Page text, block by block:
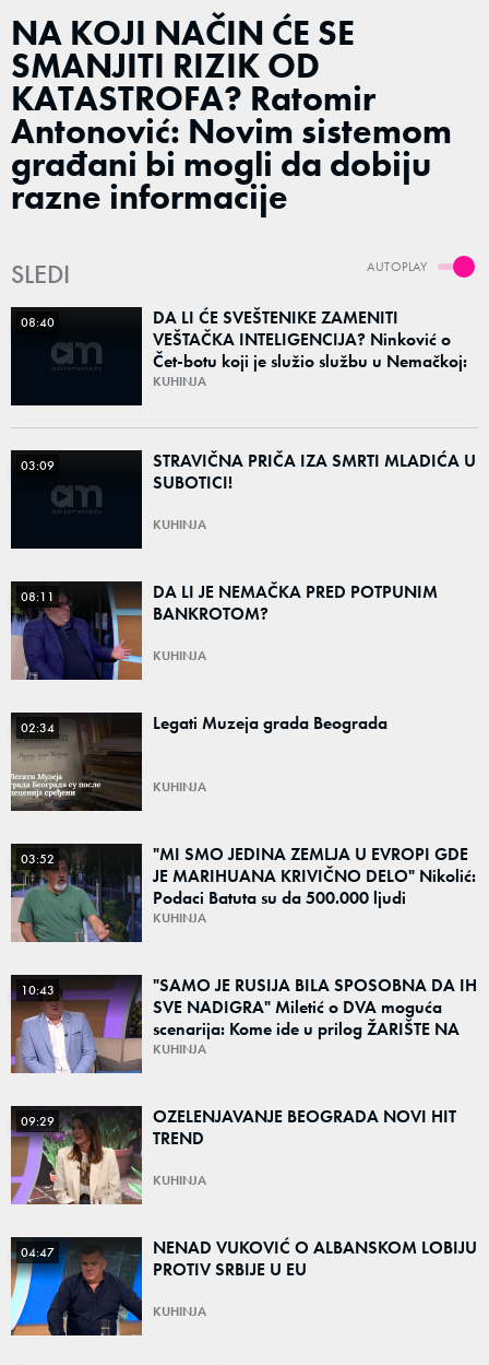
NA KOJI NAČIN ĆE SE
SMANJITI RIZIK OD
KATASTROFA? Ratomir
Antonović: Novim sistemom
građani bi mogli da dobiju
razne informacije
AUTOPLAY
SLEDI
08:40
DA LI ĆE SVEŠTENIKE ZAМЕNITI
VEŠTAČKA INTELIGENCIJA? Ninković o
Čet-botu koji je služio službu u Nemačkoj:
Ovo je najveća opasnost
KUHINJA
03:09
STRAVIČNA PRIČA IZA SMRTI MLADIĆA U
SUBOTICI!
KUHINJA
08:11
DA LI JE NEMAČKA PRED POTPUNIM
BANKROTOM?
KUHINJA
02:34 Legati Muzeja grada Beograda
KUHINJA
03:52
"MI SMO JEDINA ZEMLJA U EVROPI GDE
JE MARIHUANA KRIVIČNO DELO" Nikolić:
Podaci Batuta su da 500.000 ljudi
konzumira kanabis
KUHINJA
10:43
"SAMO JE RUSIJA BILA SPOSOBNA DA IH
SVE NADIGRA" Miletić o DVA moguća
scenarija: Kome ide u prilog ŽARIŠTE NA
BLISKOM ISTOKU?
KUHINJA
09:29
OZELENJAVANJE BEOGRADA NOVI HIT
TREND
KUHINJA
04:47
NENAD VUKOVIĆ O ALBANSKOM LOBIJU
PROTIV SRBIJE U EU
KUHINJA